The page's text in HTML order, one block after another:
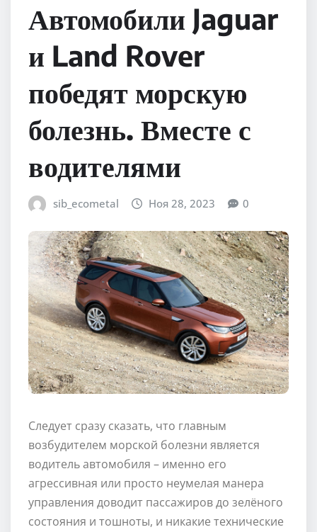
Автомобили Jaguar
и Land Rover
победят морскую
болезнь. Вместе с
водителями
sib_ecometal Ноя 28, 2023 0
Следует сразу сказать, что главным
возбудителем морской болезни является
водитель автомобиля – именно его
агрессивная или просто неумелая манера
управления доводит пассажиров до зелёного
состояния и тошноты, и никакие технические